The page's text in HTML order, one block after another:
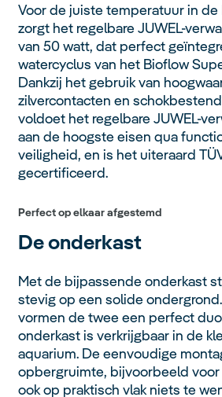
Voor de juiste temperatuur in de
zorgt het regelbare JUWEL-
van 50 watt, dat perfect
watercyclus van het Bioflow
Dankzij het gebruik van
zilvercontacten en
voldoet het regelbare JUWEL-
aan de hoogste eisen qua
veiligheid, en is het uiteraard
gecertificeerd.
Perfect op elkaar afgestemd
De onderkast
Met de bijpassende onderkast
stevig op een solide
vormen de twee een perfect
onderkast is verkrijgbaar in de
aquarium. De eenvoudige
opbergruimte, bijvoorbeeld voor
ook op praktisch vlak niets te